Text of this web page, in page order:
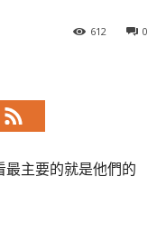
0
612
最主要的就是他們的